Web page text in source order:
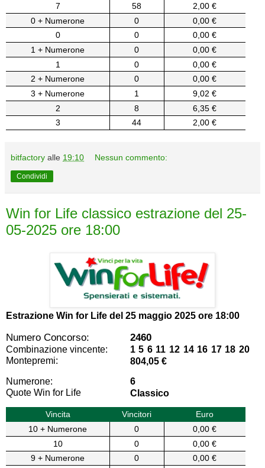
7
58
2,00 €
0 + Numerone
0
0,00 €
0
0
0,00 €
1 + Numerone
0
0,00 €
1
0
0,00 €
2 + Numerone
0
0,00 €
3 + Numerone
1
9,02 €
2
8
6,35 €
3
44 2,00 €
bitfactory alle 19:10 Nessun commento:
Condividi
Win for Life classico estrazione del 25-
05-2025 ore 18:00
Estrazione Win for Life del 25 maggio 2025 ore 18:00
Numero Concorso: 2460
Combinazione vincente:
1 5 6 11 12 14 16 17 18 20
Montepremi:
804,05 €
Numerone:
6
Quote Win for Life
Classico
Vincita Vincitori
Euro
10 + Numerone
0
0,00 €
10
0
0,00 €
9 + Numerone
0
0,00 €